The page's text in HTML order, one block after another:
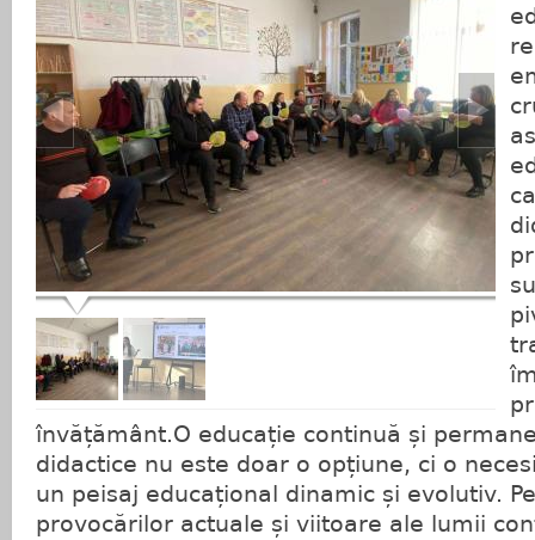
învățământ.O educație continuă și
didactice nu este doar o opțiune, ci o
un peisaj educațional dinamic și evolutiv.
provocărilor actuale și viitoare ale lumii